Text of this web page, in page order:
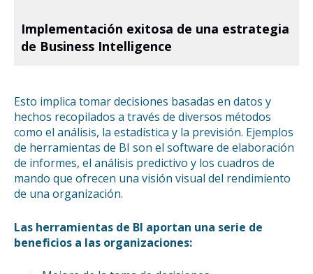
Implementación exitosa de una estrategia
de Business Intelligence
Esto implica tomar decisiones basadas en datos y
hechos recopilados a través de diversos métodos
como el análisis, la estadística y la previsión. Ejemplos
de herramientas de BI son el software de elaboración
de informes, el análisis predictivo y los cuadros de
mando que ofrecen una visión visual del rendimiento
de una organización.
Las herramientas de BI aportan una serie de
beneficios a las organizaciones: